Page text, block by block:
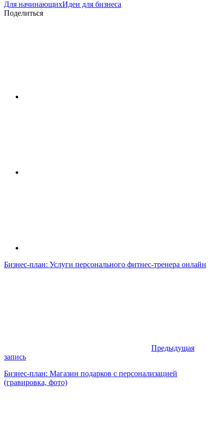
Для начинающихИдеи для бизнеса
Поделиться
Бизнес-план: Услуги персонального фитнес-тренера онлайн
Предыдущая
запись
Бизнес-план: Магазин подарков с персонализацией
(гравировка, фото)